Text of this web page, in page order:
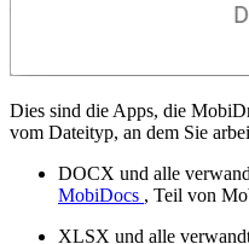
Dies sind die Apps, die
vom Dateityp, an dem Sie
DOCX und alle
MobiDocs , Teil von
XLSX und alle